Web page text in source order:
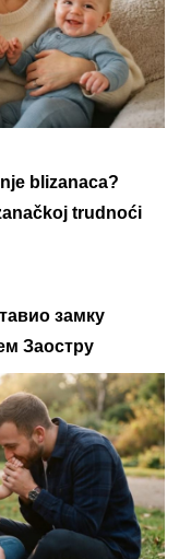
blizanaca?
trudnoći
замку
Заостру